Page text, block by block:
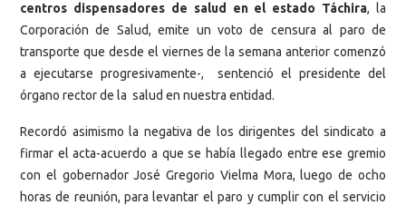
centros dispensadores de salud en el estado Táchira, la
Corporación de Salud, emite un voto de censura al paro de
transporte que desde el viernes de la semana anterior comenzó
a ejecutarse progresivamente-, sentenció el presidente del
órgano rector de la salud en nuestra entidad.
Recordó asimismo la negativa de los dirigentes del sindicato a
firmar el acta-acuerdo a que se había llegado entre ese gremio
con el gobernador José Gregorio Vielma Mora, luego de ocho
horas de reunión, para levantar el paro y cumplir con el servicio